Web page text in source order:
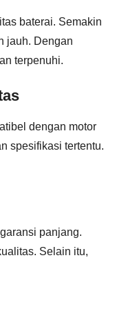
baterai. Semakin
jauh. Dengan
terpenuhi.
dengan motor
spesifikasi tertentu.
panjang.
Selain itu,